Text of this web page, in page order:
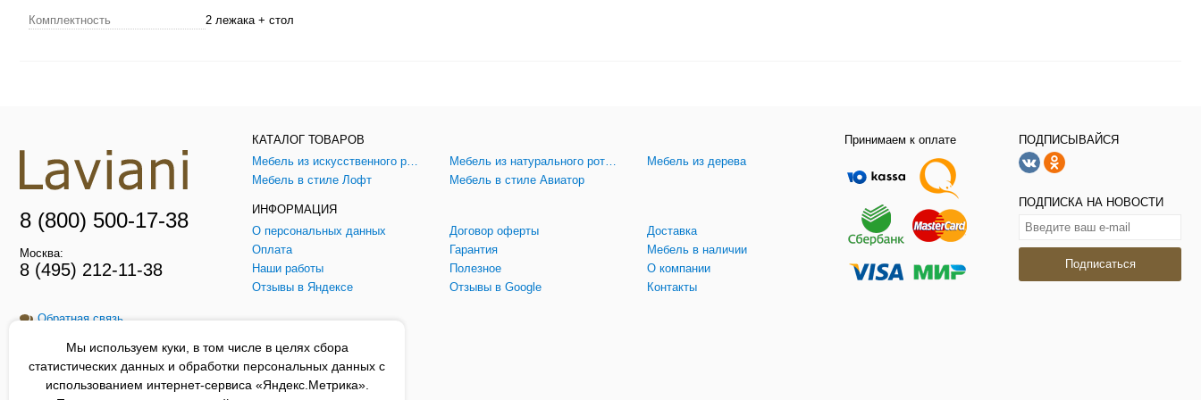
Комплектность 2 лежака + стол
Мы используем куки, в том числе в целях сбора
статистических данных и обработки персональных данных с
использованием интернет-сервиса «Яндекс.Метрика».
8 (800) 500-17-38
Москва:
8 (495) 212-11-38
Обратная связь
Заказать звонок
КАТАЛОГ ТОВАРОВ
Мебель из натурального ротанга
Мебель из дерева
Мебель в стиле Лофт
Мебель в стиле Авиатор
ИНФОРМАЦИЯ
О персональных данных
Договор оферты
Доставка
Оплата
Гарантия
Мебель в наличии
Наши работы
Полезное
О компании
Отзывы в Яндексе
Отзывы в Google Контакты
Принимаем к оплате ПОДПИСЫВАЙСЯ
ПОДПИСКА НА НОВОСТИ
Подписаться